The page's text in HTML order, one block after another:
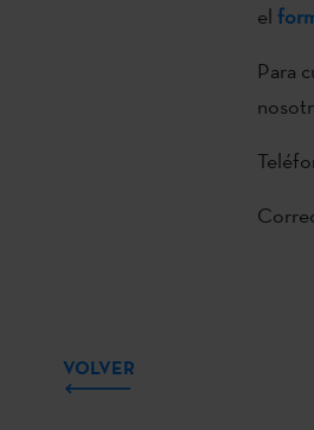
el
Para
VOLVER